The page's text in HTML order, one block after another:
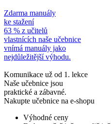
Zdarma manuály
ke stažení
63 % z učitelů
vlastnících naše učebnice
vnímá manuály jako
nejdůležitější výhodu.
Komunikace už od 1. lekce
Naše učebnice jsou
praktické a zábavné.
Nakupte učebnice na e-shopu
Výhodné ceny